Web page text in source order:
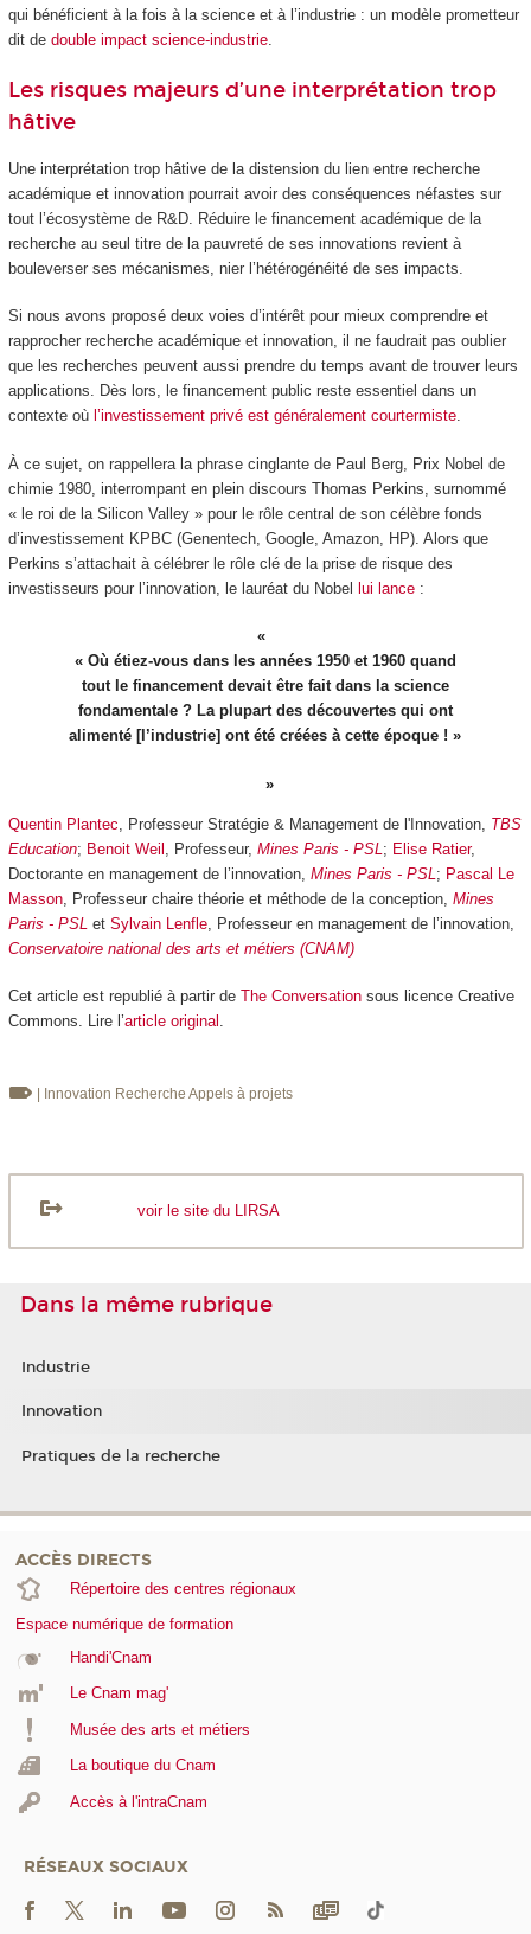
qui bénéficient à la fois à la science et à l’industrie : un modèle prometteur
dit de double impact science-industrie.
Les risques majeurs d’une interprétation trop
hâtive
Une interprétation trop hâtive de la distension du lien entre recherche
académique et innovation pourrait avoir des conséquences néfastes sur
tout l’écosystème de R&D. Réduire le financement académique de la
recherche au seul titre de la pauvreté de ses innovations revient à
bouleverser ses mécanismes, nier l’hétérogénéité de ses impacts.
Si nous avons proposé deux voies d’intérêt pour mieux comprendre et
rapprocher recherche académique et innovation, il ne faudrait pas oublier
que les recherches peuvent aussi prendre du temps avant de trouver leurs
applications. Dès lors, le financement public reste essentiel dans un
contexte où l’investissement privé est généralement courtermiste.
À ce sujet, on rappellera la phrase cinglante de Paul Berg, Prix Nobel de
chimie 1980, interrompant en plein discours Thomas Perkins, surnommé
« le roi de la Silicon Valley » pour le rôle central de son célèbre fonds
d’investissement KPBC (Genentech, Google, Amazon, HP). Alors que
Perkins s’attachait à célébrer le rôle clé de la prise de risque des
investisseurs pour l’innovation, le lauréat du Nobel lui lance:
« Où étiez-vous dans les années 1950 et 1960 quand
tout le financement devait être fait dans la science
fondamentale ? La plupart des découvertes qui ont
alimenté [l’industrie] ont été créées à cette époque ! »
Quentin Plantec , Professeur Stratégie & Management de l'Innovation, TBS
Education; Benoit Weil , Professeur, Mines Paris - PSL ; Elise Ratier,
Doctorante en management de l’innovation, Mines Paris - PSL ; Pascal Le
Masson, Professeur chaire théorie et méthode de la conception, Mines
Paris - PSL et Sylvain Lenfle, Professeur en management de l’innovation,
Conservatoire national des arts et métiers (CNAM)
Cet article est republié à partir de The Conversationsous licence Creative
Commons. Lire l’article original .
| Innovation Recherche Appels à projets
voir le site du LIRSA
Dans la même rubrique
Industrie
Innovation
Pratiques de la recherche
ACCÈS DIRECTS
Répertoire des centres régionaux
Espace numérique de formation
Handi'Cnam
Le Cnam mag'
Musée des arts et métiers
La boutique du Cnam
Accès à l'intraCnam
RÉSEAUX SOCIAUX